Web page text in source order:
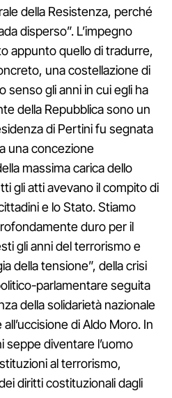
della Resistenza, perché
disperso”. L’impegno
appunto quello di tradurre,
una costellazione di
senso gli anni in cui egli ha
della Repubblica sono un
di Pertini fu segnata
una concezione
massima carica dello
gli atti avevano il compito di
e lo Stato. Stiamo
duro per il
gli anni del terrorismo e
della tensione”, della crisi
parlamentare seguita
della solidarietà nazionale
di Aldo Moro. In
diventare l’uomo
al terrorismo,
diritti costituzionali dagli